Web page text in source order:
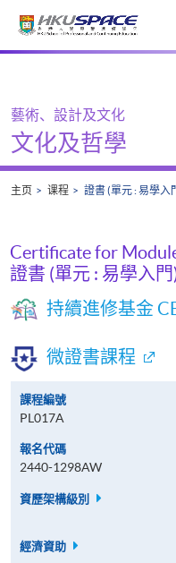
Main
藝術、設計及文化
文化及哲學
主页 课程 證書 (單元 : 易學入
Certificate for
證書 (單元 : 易學入門
持續進修基金
微證書課程
課程編號
PL017A
報名代碼
2440-1298AW
資歷架構級別
經濟資助